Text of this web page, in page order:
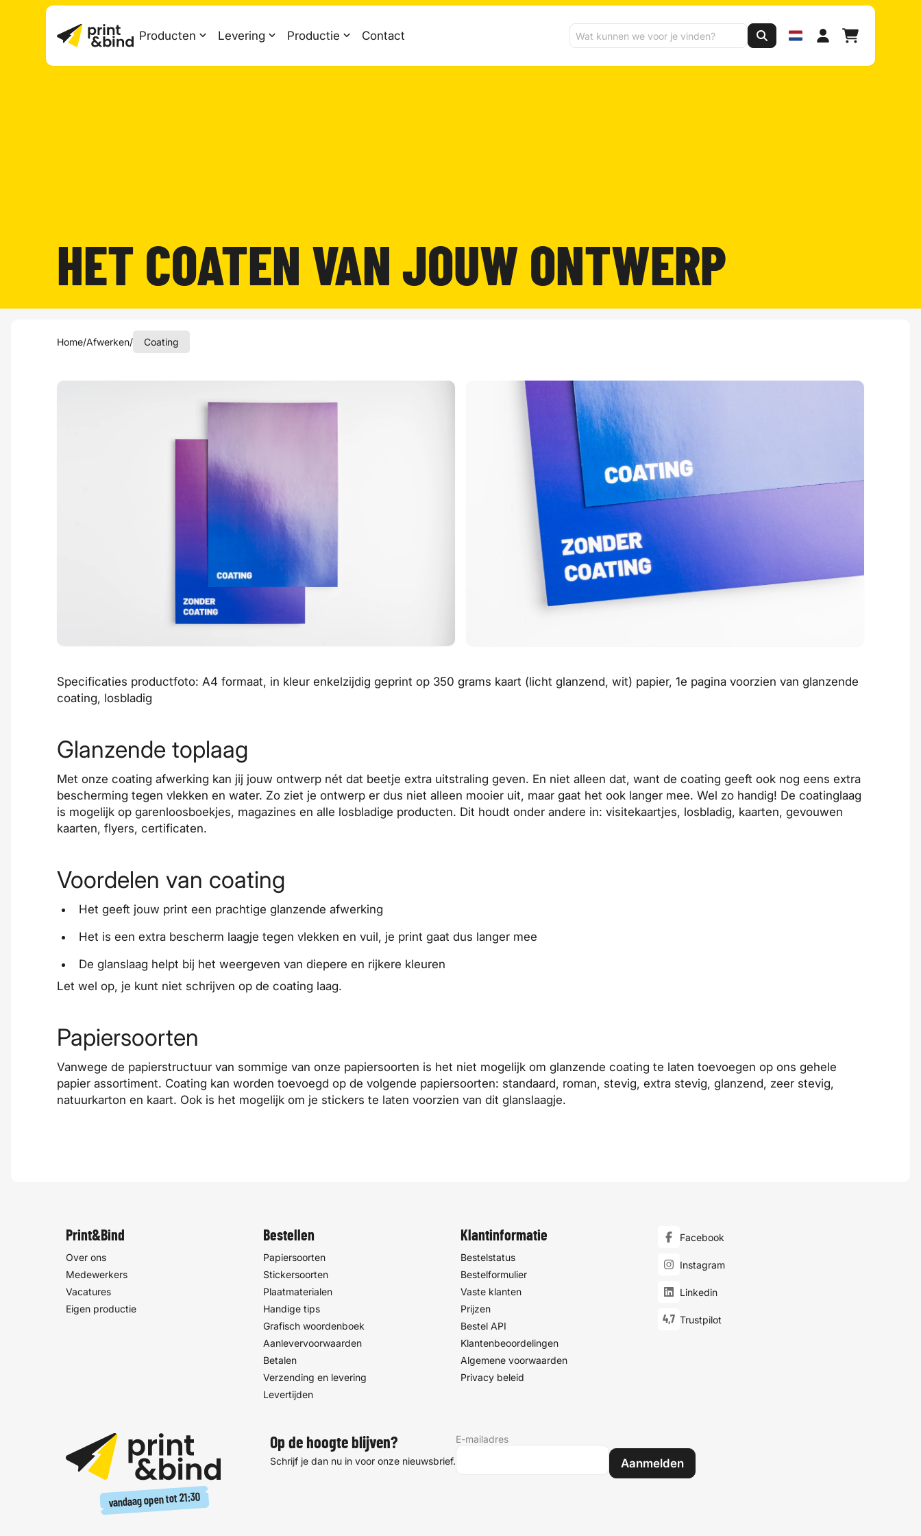
Producten Levering Productie Contact
HET COATEN VAN JOUW ONTWERP
Home/Afwerken/ Coating
Specificaties productfoto: A4 formaat, in kleur enkelzijdig geprint op 350 grams kaart (licht glanzend, wit) papier, 1e pagina voorzien van glanzende
coating, losbladig
Glanzende toplaag
Met onze coating afwerking kan jij jouw ontwerp nét dat beetje extra uitstraling geven. En niet alleen dat, want de coating geeft ook nog eens extra
bescherming tegen vlekken en water. Zo ziet je ontwerp er dus niet alleen mooier uit, maar gaat het ook langer mee. Wel zo handig! De coatinglaag
is mogelijk opgarenloosboekjes, magazines en alle losbladige producten. Dit houdt onder andere in:visitekaartjes, losbladig, kaarten, gevouwen
kaarten,flyers,certificaten.
Voordelen van coating
Het geeft jouw print een prachtige glanzende afwerking
Het is een extra bescherm laagje tegen vlekken en vuil, je print gaat dus langer mee
De glanslaag helpt bij het weergeven van diepere en rijkere kleuren
Let wel op, je kunt niet schrijven op de coating laag.
Papiersoorten
Vanwege de papierstructuur van sommige van onze papiersoorten is het niet mogelijk om glanzende coating te laten toevoegen op ons gehele
papier assortiment. Coating kan worden toevoegd op de volgende papiersoorten: standaard, roman, stevig,extra stevig,glanzend, zeer stevig,
natuurkarton en kaart. Ook is het mogelijk om je stickers te laten voorzien van dit glanslaagje.
Print&Bind
Over ons
Medewerkers
Vacatures
Eigen productie
Bestellen
Papiersoorten
Stickersoorten
Plaatmaterialen
Handige tips
Grafisch woordenboek
Aanlevervoorwaarden
Betalen
Verzending en levering
Levertijden
Klantinformatie
Bestelstatus
Bestelformulier
Vaste klanten
Prijzen
Bestel API
Klantenbeoordelingen
Algemene voorwaarden
Privacy beleid
Facebook
Instagram
Linkedin
4,7 Trustpilot
vandaag open tot21:30
Op de hoogte blijven?
Schrijf je dan nu in voor onze nieuwsbrief.
E-mailadres
Aanmelden